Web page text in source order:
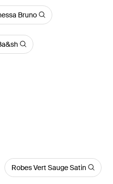
Bruno
Robes Vert Sauge Satin